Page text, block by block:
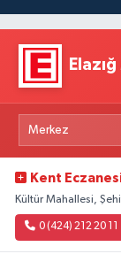
Kent
Kültür Mahallesi,
0 (424) 212 20 11